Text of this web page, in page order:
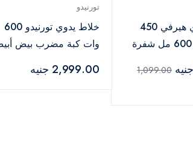
خلاط يدوي هيرفي 450
واط توربو 600 مل شفرة
1,099.00
تورنيدو
خلاط يدوي تورنيدو 600
وات كبة مضرب بيض
2,999.00 جنيه